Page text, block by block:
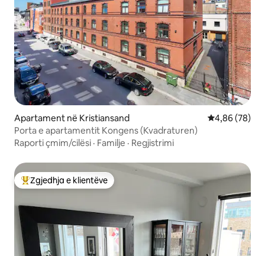
Apartament në Kristiansand Vlerësimi
4,86 (78)
Porta e apartamentit Kongens (Kvadraturen)
Raporti çmim/cilësi · Familje · Regjistrimi
Më të mirat e zgjedhjeve të klientëve
Zgjedhja e klientëve